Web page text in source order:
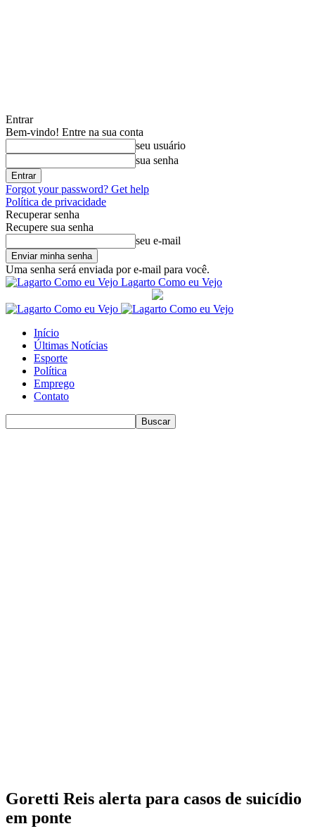
Entrar
Bem-vindo! Entre na sua conta
seu usuário
sua senha
Forgot your password? Get help
Política de privacidade
Recuperar senha
Recupere sua senha
seu e-mail
Uma senha será enviada por e-mail para você.
Lagarto Como eu Vejo
Início
Últimas Notícias
Esporte
Política
Emprego
Contato
Goretti Reis alerta para casos de suicídio
em ponte